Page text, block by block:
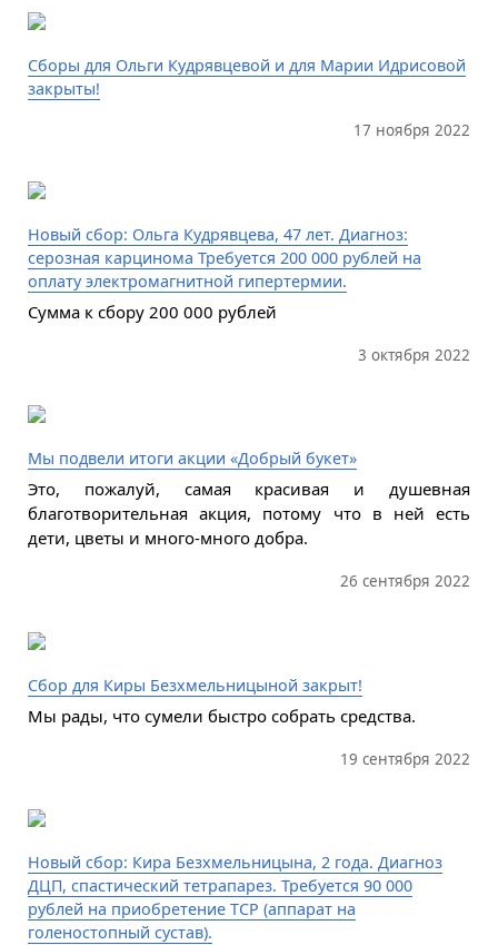
Сборы для Ольги Кудрявцевой и для Марии Идрисовой
закрыты!
17 ноября 2022
Новый сбор: Ольга Кудрявцева, 47 лет. Диагноз:
серозная карцинома Требуется 200 000 рублей на
оплату электромагнитной гипертермии.
Сумма к сбору 200 000 рублей
3 октября 2022
Мы подвели итоги акции «Добрый букет»
Это, пожалуй, самая красивая и душевная
благотворительная акция, потому что в ней есть
дети, цветы и много-много добра.
26 сентября 2022
Сбор для Киры Безхмельницыной закрыт!
Мы рады, что сумели быстро собрать средства.
19 сентября 2022
Новый сбор: Кира Безхмельницына, 2 года. Диагноз
ДЦП, спастический тетрапарез. Требуется 90 000
рублей на приобретение ТСР (аппарат на
голеностопный сустав).